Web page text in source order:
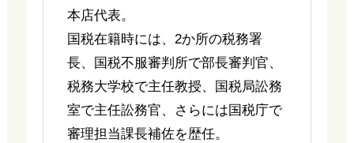
本店代表。
国税在籍時には、2か所の税務署
長、国税不服審判所で部長審判官、
税務大学校で主任教授、国税局訟務
室で主任訟務官、さらには国税庁で
審理担当課長補佐を歴任。